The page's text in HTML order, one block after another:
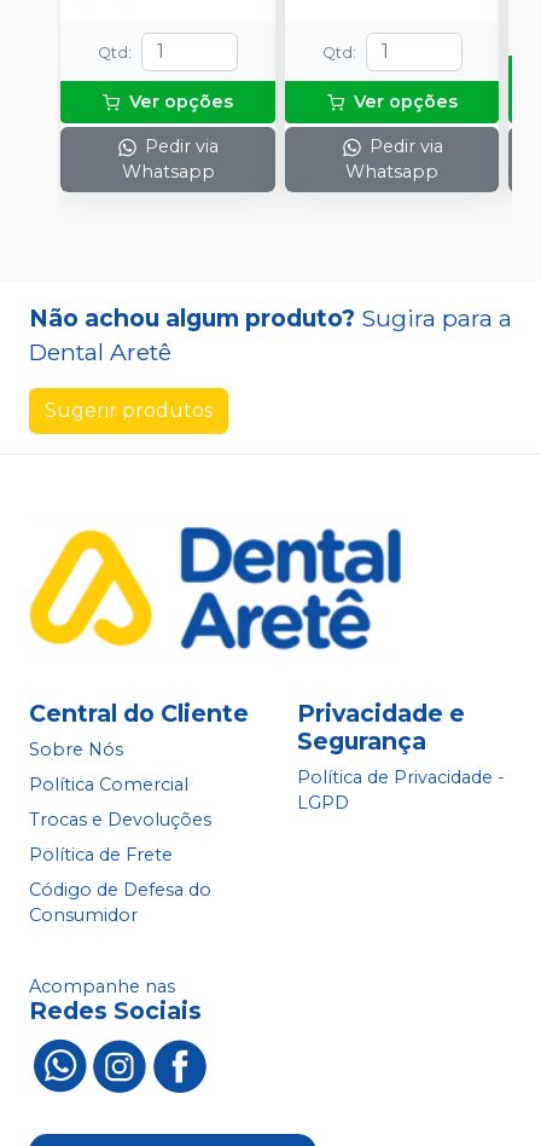
Qtd:
Ver opções
Pedir via
Whatsapp
Qtd:
Ver opções
Pedir via
Whatsapp
Não achou algum produto? Sugira para a
Dental Aretê
Sugerir produtos
Central do Cliente
Sobre Nós
Política Comercial
Trocas e Devoluções
Política de Frete
Código de Defesa do
Consumidor
Privacidade e
Segurança
Política de Privacidade -
LGPD
Acompanhe nas
Redes Sociais